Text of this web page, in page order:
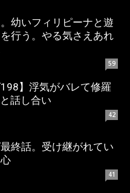
幼いフィリピーナと遊
行う。やる気さえあれ
59
198】浮気がバレて修羅
話し合い
42
終話。受け継がれてい
41